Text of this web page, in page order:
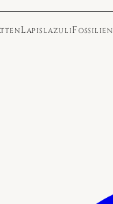
LapislazuliFossilien